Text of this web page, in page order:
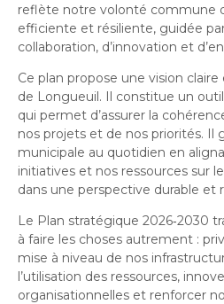
nouvelle
fenêtre
Bureau de l’éthique et de
contractuelle
dans
une
Bureau protecteur citoyen
Bureau protecteur citoyen
Centre-ville de Longueuil
Cour municipale et
Cour municipale et
Gouvernance et saine
Gouvernance et saine
Office de participation
Office de participation Ouvre
une
Politiques municipales
Politiques municipales
Réclamations
Réclamations
Vérificatrice générale
reflète notre volonté commune
efficiente et résiliente, guidée
collaboration, d’innovation et
Ce plan propose une vision
de Longueuil. Il constitue un
qui permet d’assurer la
nos projets et de nos priorités. Il
municipale au quotidien en
initiatives et nos ressources sur
dans une perspective durable et
Le Plan stratégique 2026‑2030
à faire les choses autrement :
mise à niveau de nos
l’utilisation des ressources,
organisationnelles et renforcer